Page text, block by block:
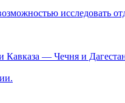
исследовать
Кавказа — Чечня и